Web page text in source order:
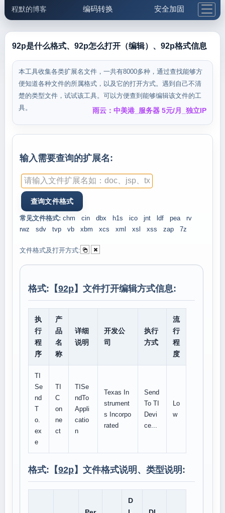
程默的博客 编码转换 安全加固
邮件工具 生活便民 更多工具
5.1支付宝大红包
92p是什么格式、92p怎么打开（编辑）、92p格式信息
本工具收集各类扩展名文件，一共有8000多种，通过查找能够方
便知道各种文件的所属格式，以及它的打开方式。遇到自己不清
楚的类型文件，试试该工具。可以方便查到能够编辑该文件的工
具。
雨云：中美港_服务器 5元/月_独立IP
输入需要查询的扩展名:
常见文件格式: chm cin dbx h1s ico jnt ldf pea
rv
rwz
sdv tvp vb xbm xcs xml xsl xss zap 7z
文件格式及打开方式:
格式:【92p】文件打开编辑方式信息:
执
行
程
序
产
品
名
称
详细
说明
开发公
司
执行
方式
流
行
程
度
TI
Se
nd
T
o.
ex
e
TI
C
on
ne
ct
TISe
ndTo
Appli
catio
n
Texas In
strument
s Incorpo
rated
Send
To TI
Devi
ce...
Lo
w
格式:【92p】文件格式说明、类型说明:
D